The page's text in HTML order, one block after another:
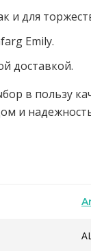
и для
Emily.
доставкой.
в пользу
и